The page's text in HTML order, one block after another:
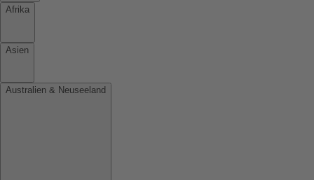
Afrika
Asien
Australien & Neuseeland